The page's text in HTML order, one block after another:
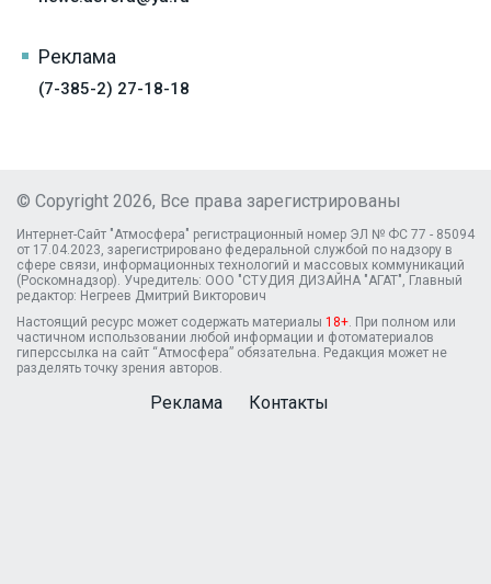
Реклама
(7-385-2) 27-18-18
© Copyright 2026, Все права зарегистрированы
Интернет-Сайт "Атмосфера" регистрационный номер ЭЛ № ФС 77 - 85094
от 17.04.2023, зарегистрировано федеральной службой по надзору в
сфере связи, информационных технологий и массовых коммуникаций
(Роскомнадзор). Учредитель: ООО "СТУДИЯ ДИЗАЙНА "АГАТ", Главный
редактор: Негреев Дмитрий Викторович
Настоящий ресурс может содержать материалы 18+. При полном или
частичном использовании любой информации и фотоматериалов
гиперссылка на сайт “Атмосфера” обязательна. Редакция может не
разделять точку зрения авторов.
Реклама Контакты